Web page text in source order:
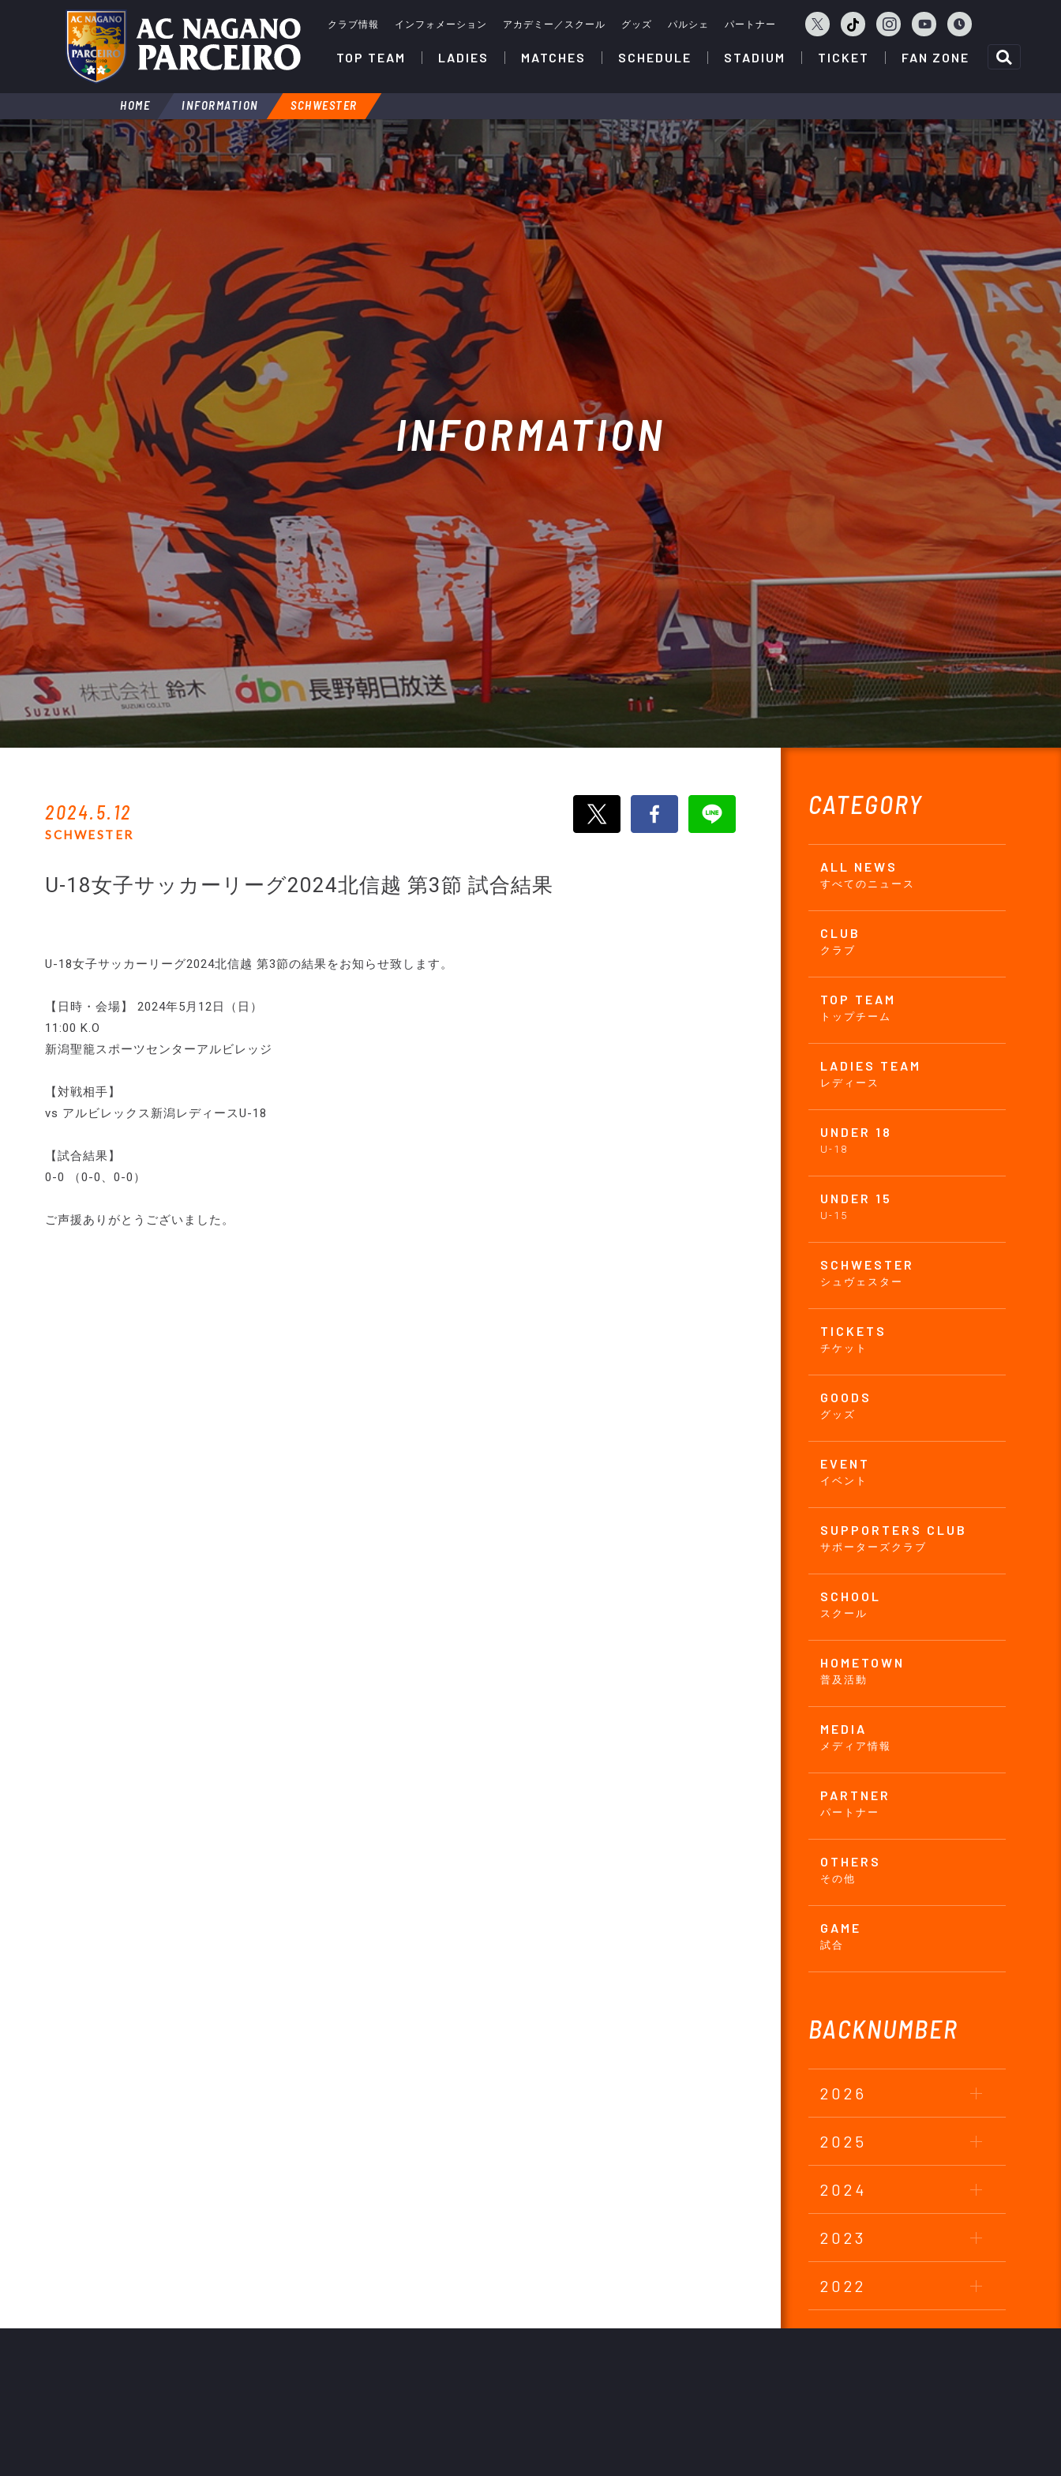
クラブ情報 インフォメーション アカデミー／スクール グッズ パルシェ パートナー
TOP TEAM LADIES MATCHES SCHEDULE STADIUM TICKET FAN ZONE
HOME INFORMATION SCHWESTER
INFORMATION
CATEGORY
ALL NEWS
すべてのニュース
CLUB
クラブ
TOP TEAM
トップチーム
LADIES TEAM
レディース
UNDER 18
U-18
UNDER 15
U-15
SCHWESTER
シュヴェスター
TICKETS
チケット
GOODS
グッズ
EVENT
イベント
SUPPORTERS CLUB
サポーターズクラブ
SCHOOL
スクール
HOMETOWN
普及活動
MEDIA
メディア情報
PARTNER
パートナー
OTHERS
その他
GAME
試合
BACKNUMBER
2026
2025
2024
2023
2022
2021
2024.5.12
SCHWESTER
U-18女子サッカーリーグ2024北信越 第3節 試合結果
U-18女子サッカーリーグ2024北信越 第3節の結果をお知らせ致します。
【日時・会場】 2024年5月12日（日）
11:00 K.O
新潟聖籠スポーツセンターアルビレッジ
【対戦相手】
vs アルビレックス新潟レディースU-18
【試合結果】
0-0 （0-0、0-0）
ご声援ありがとうございました。